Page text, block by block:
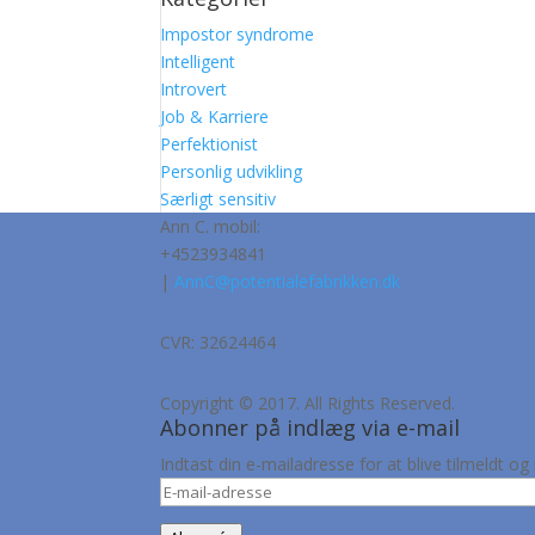
Impostor syndrome
Intelligent
Introvert
Job & Karriere
Perfektionist
Personlig udvikling
Særligt sensitiv
Ann C. mobil:
+4523934841
|AnnC@potentialefabrikken.dk
CVR: 32624464
Copyright © 2017. All Rights Reserved.
Abonner på indlæg via e-mail
Indtast din e-mailadresse for at blive tilmeldt
E-
mail-